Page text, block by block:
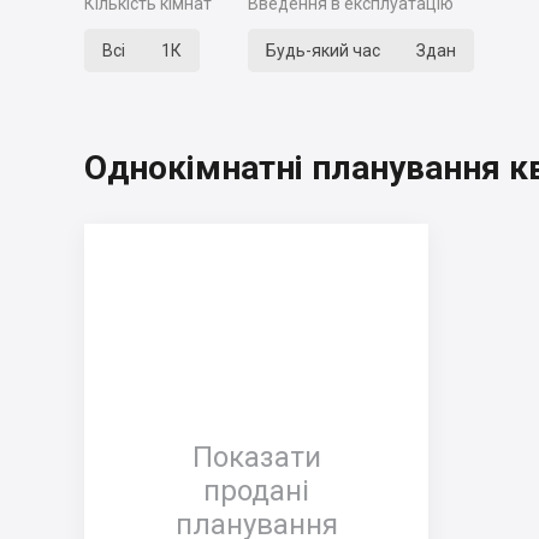
Всі 1К Будь-який час Здан
Однокімнатні планування
Показати
продані
планування